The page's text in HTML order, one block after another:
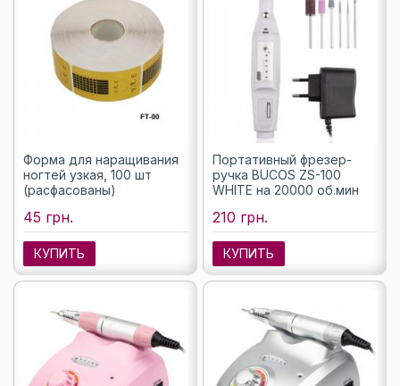
Форма для наращивания
ногтей узкая, 100 шт
(расфасованы)
45 грн.
КУПИТЬ
Портативный фрезер-
ручка BUCOS ZS-100
WHITE на 20000 об.мин
210 грн.
КУПИТЬ